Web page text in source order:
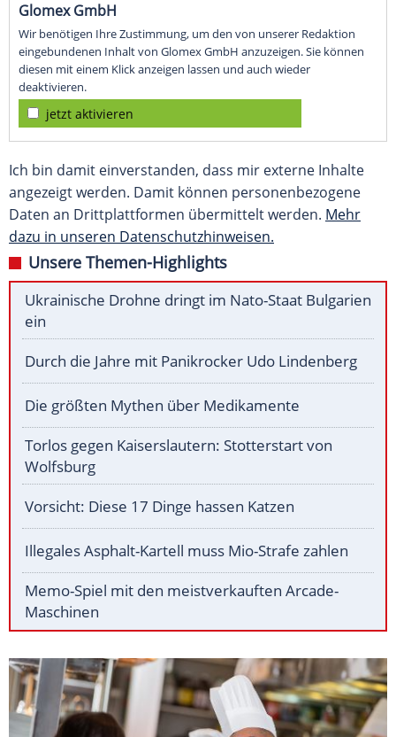
Glomex GmbH
Wir benötigen Ihre Zustimmung, um den von unserer Redaktion
eingebundenen Inhalt von Glomex GmbH anzuzeigen. Sie können
diesen mit einem Klick anzeigen lassen und auch wieder
deaktivieren.
jetzt aktivieren
Ich bin damit einverstanden, dass mir externe Inhalte
angezeigt werden. Damit können personenbezogene
Daten an Drittplattformen übermittelt werden. Mehr
dazu in unseren Datenschutzhinweisen.
Unsere Themen-Highlights
Ukrainische Drohne dringt im Nato-Staat Bulgarien
ein
Durch die Jahre mit Panikrocker Udo Lindenberg
Die größten Mythen über Medikamente
Torlos gegen Kaiserslautern: Stotterstart von
Wolfsburg
Vorsicht: Diese 17 Dinge hassen Katzen
Illegales Asphalt-Kartell muss Mio-Strafe zahlen
Memo-Spiel mit den meistverkauften Arcade-
Maschinen